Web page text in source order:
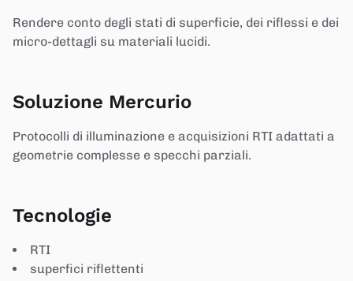
Rendere conto degli stati di superficie, dei riflessi e dei
micro-dettagli su materiali lucidi.
Soluzione Mercurio
Protocolli di illuminazione e acquisizioni RTI adattati a
geometrie complesse e specchi parziali.
Tecnologie
RTI
superfici riflettenti